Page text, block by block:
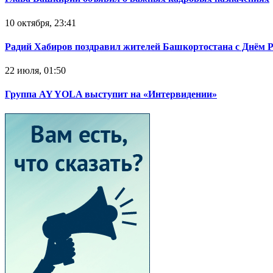
10 октября, 23:41
Радий Хабиров поздравил жителей Башкортостана с Днём
22 июля, 01:50
Группа AY YOLA выступит на «Интервидении»